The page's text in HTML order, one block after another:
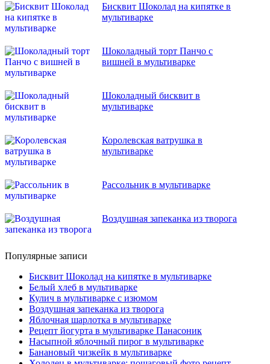
Бисквит Шоколад на кипятке в
мультиварке
Шоколадный торт Панчо с
вишней в мультиварке
Шоколадный бисквит в
мультиварке
Королевская ватрушка в
мультиварке
Рассольник в мультиварке
Воздушная запеканка из творога
Популярные записи
Бисквит Шоколад на кипятке в мультиварке
Белый хлеб в мультиварке
Кулич в мультиварке с изюмом
Воздушная запеканка из творога
Яблочная шарлотка в мультиварке
Рецепт йогурта в мультиварке Панасоник
Насыпной яблочный пирог в мультиварке
Банановый чизкейк в мультиварке